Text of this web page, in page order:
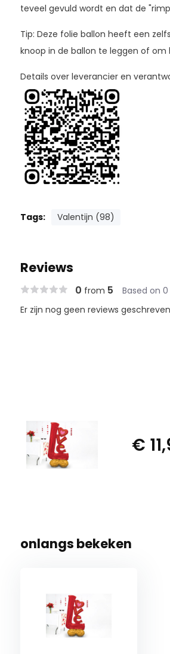
teveel gevuld wordt en dat de
Tip: Deze folie ballon heeft een
knoop in de ballon te leggen of
Details over leverancier en
Tags: Valentijn (98)
Reviews
0 from 5 Based on
Er zijn nog geen reviews
€
onlangs bekeken